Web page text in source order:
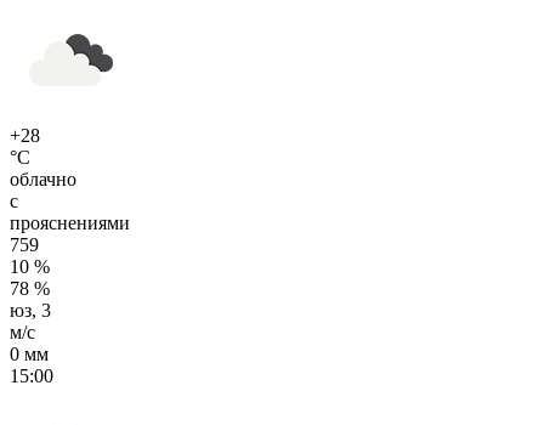
+28
°C
облачно
с
прояснениями
759
10 %
78 %
юз, 3
м/с
0 мм
15:00